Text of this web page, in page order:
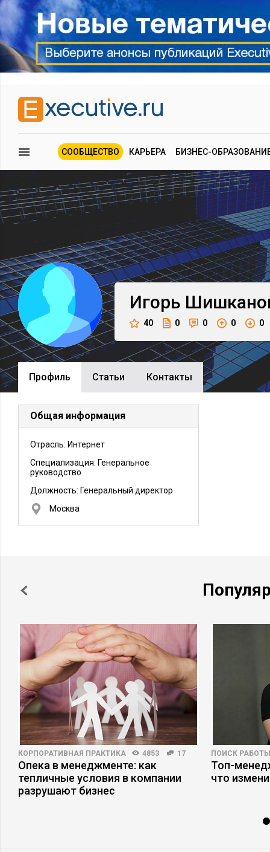
СООБЩЕСТВО КАРЬЕРА БИЗНЕС-
Игорь
40 0 0 0 0
Профиль Cтатьи Контакты
Общая информация
Отрасль: Интернет
Специализация: Генеральное
руководство
Должность: Генеральный директор
Москва
КОРПОРАТИВНАЯ ПРАКТИКА 4853 17
Опека в менеджменте: как
тепличные условия в компании
разрушают бизнес
ПОИСК РАБОТЫ
Топ-
что